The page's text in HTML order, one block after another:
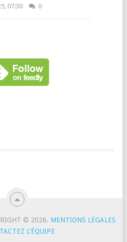
07:30 0
© 2026. MENTIONS LÉGALES
L'ÉQUIPE